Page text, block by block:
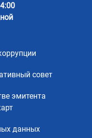
совет
эмитента
данных